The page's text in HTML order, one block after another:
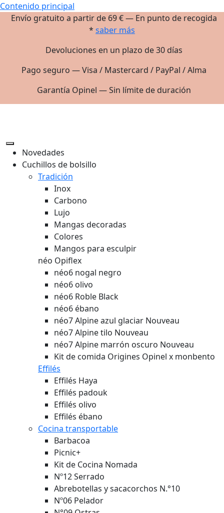
Contenido principal
Envío gratuito a partir de 69 € — En punto de recogida
* saber más
Devoluciones en un plazo de 30 días
Pago seguro — Visa / Mastercard / PayPal / Alma
Garantía Opinel — Sin límite de duración
Novedades
Cuchillos de bolsillo
Tradición
Inox
Carbono
Lujo
Mangas decoradas
Colores
Mangos para esculpir
néo Opiflex
néo6 nogal negro
néo6 olivo
néo6 Roble Black
néo6 ébano
néo7 Alpine azul glaciar Nouveau
néo7 Alpine tilo Nouveau
néo7 Alpine marrón oscuro Nouveau
Kit de comida Origines Opinel x monbento
Effilés
Effilés Haya
Effilés padouk
Effilés olivo
Effilés ébano
Cocina transportable
Barbacoa
Picnic+
Kit de Cocina Nomada
Nº12 Serrado
Abrebotellas y sacacorchos N.°10
Nº06 Pelador